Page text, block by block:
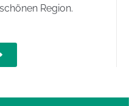
Region.